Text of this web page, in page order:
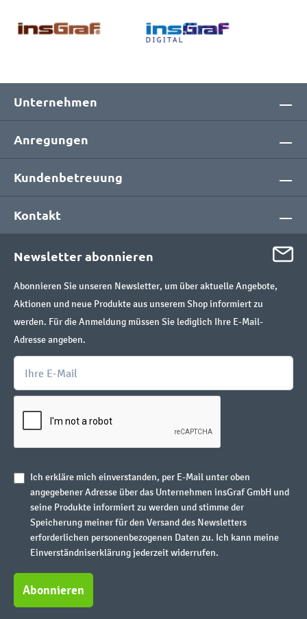
Unternehmen
Anregungen
Kundenbetreuung
Kontakt
Newsletter abonnieren
Abonnieren Sie unseren Newsletter, um über aktuelle Angebote,
Aktionen und neue Produkte aus unserem Shop informiert zu
werden. Für die Anmeldung müssen Sie lediglich Ihre E-Mail-
Adresse angeben.
Ich erkläre mich einverstanden, per E-Mail unter oben
angegebener Adresse über das Unternehmen insGraf GmbH und
seine Produkte informiert zu werden und stimme der
Speicherung meiner für den Versand des Newsletters
erforderlichen personenbezogenen Daten zu. Ich kann meine
Einverständniserklärung jederzeit widerrufen.
Abonnieren